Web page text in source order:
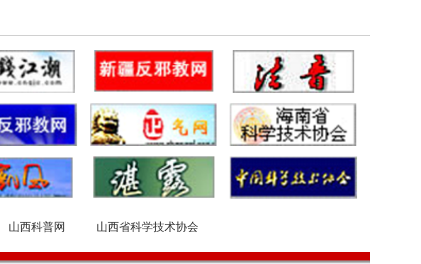
山西科普网 山西省科学技术协会